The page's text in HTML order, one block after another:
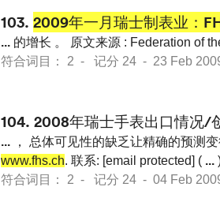
103. 2009年一月瑞士制表业：
... 的增长 。 原文来源 : Federation of
符合词目： 2 - 记分 24 - 23 Feb
104. 2008年瑞士手表出口情况/
... ， 总体可见性的缺乏让精确的预测
www.fhs.ch. 联系: [email protected] ( ...
符合词目： 2 - 记分 24 - 04 Feb